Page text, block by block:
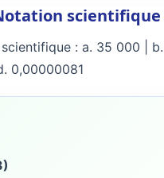
scientifique
: a. 35 000 | b.
0,00000081